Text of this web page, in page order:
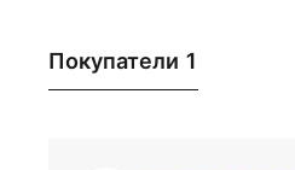
Покупатели 1